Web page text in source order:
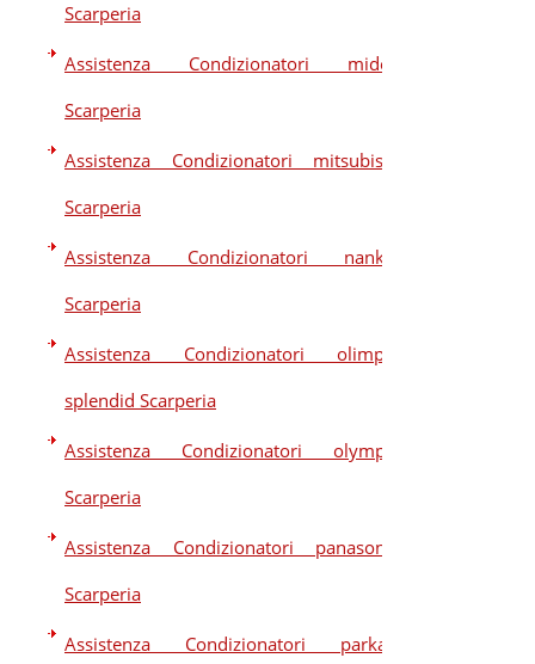
Scarperia
Assistenza Condizionatori midea
Scarperia
Assistenza Condizionatori mitsubishi
Scarperia
Assistenza Condizionatori nankaj
Scarperia
Assistenza Condizionatori olimpia
splendid Scarperia
Assistenza Condizionatori olympic
Scarperia
Assistenza Condizionatori panasonic
Scarperia
Assistenza Condizionatori parkair